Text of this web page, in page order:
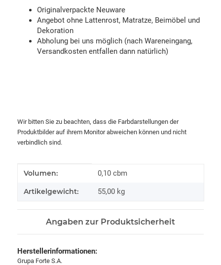
Originalverpackte Neuware
Angebot ohne Lattenrost, Matratze, Beimöbel und
Dekoration
Abholung bei uns möglich (nach Wareneingang,
Versandkosten entfallen dann natürlich)
Wir bitten Sie zu beachten, dass die Farbdarstellungen der
Produktbilder auf ihrem Monitor abweichen können und nicht
verbindlich sind.
Produkteigenschaft
Wert
Volumen: 0,10 cbm
Artikelgewicht: 55,00 kg
Angaben zur Produktsicherheit
Herstellerinformationen:
Grupa Forte S.A.